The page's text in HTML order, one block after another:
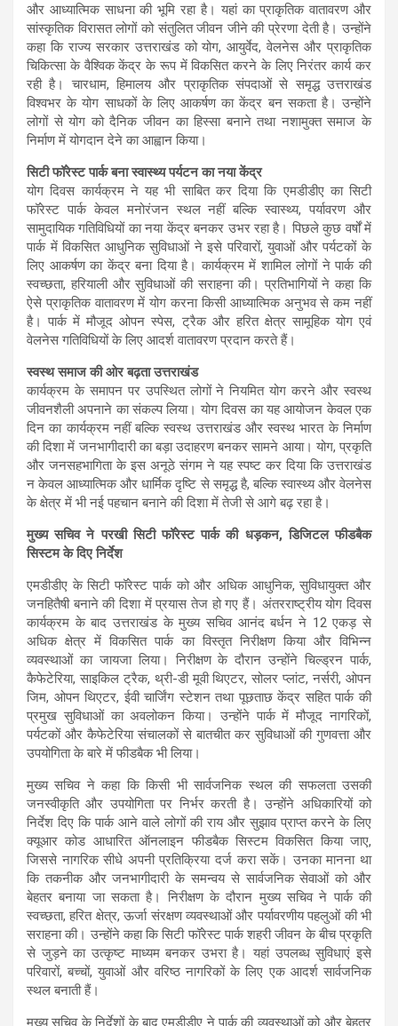
और आध्यात्मिक साधना की भूमि रहा है। यहां का प्राकृतिक वातावरण और
सांस्कृतिक विरासत लोगों को संतुलित जीवन जीने की प्रेरणा देती है। उन्होंने
कहा कि राज्य सरकार उत्तराखंड को योग, आयुर्वेद, वेलनेस और प्राकृतिक
चिकित्सा के वैश्विक केंद्र के रूप में विकसित करने के लिए निरंतर कार्य कर
रही है। चारधाम, हिमालय और प्राकृतिक संपदाओं से समृद्ध उत्तराखंड
विश्वभर के योग साधकों के लिए आकर्षण का केंद्र बन सकता है। उन्होंने
लोगों से योग को दैनिक जीवन का हिस्सा बनाने तथा नशामुक्त समाज के
निर्माण में योगदान देने का आह्वान किया।
सिटी फॉरेस्ट पार्क बना स्वास्थ्य पर्यटन का नया केंद्र
योग दिवस कार्यक्रम ने यह भी साबित कर दिया कि एमडीडीए का सिटी
फॉरेस्ट पार्क केवल मनोरंजन स्थल नहीं बल्कि स्वास्थ्य, पर्यावरण और
सामुदायिक गतिविधियों का नया केंद्र बनकर उभर रहा है। पिछले कुछ वर्षों में
पार्क में विकसित आधुनिक सुविधाओं ने इसे परिवारों, युवाओं और पर्यटकों के
लिए आकर्षण का केंद्र बना दिया है। कार्यक्रम में शामिल लोगों ने पार्क की
स्वच्छता, हरियाली और सुविधाओं की सराहना की। प्रतिभागियों ने कहा कि
ऐसे प्राकृतिक वातावरण में योग करना किसी आध्यात्मिक अनुभव से कम नहीं
है। पार्क में मौजूद ओपन स्पेस, ट्रैक और हरित क्षेत्र सामूहिक योग एवं
वेलनेस गतिविधियों के लिए आदर्श वातावरण प्रदान करते हैं।
स्वस्थ समाज की ओर बढ़ता उत्तराखंड
कार्यक्रम के समापन पर उपस्थित लोगों ने नियमित योग करने और स्वस्थ
जीवनशैली अपनाने का संकल्प लिया। योग दिवस का यह आयोजन केवल एक
दिन का कार्यक्रम नहीं बल्कि स्वस्थ उत्तराखंड और स्वस्थ भारत के निर्माण
की दिशा में जनभागीदारी का बड़ा उदाहरण बनकर सामने आया। योग, प्रकृति
और जनसहभागिता के इस अनूठे संगम ने यह स्पष्ट कर दिया कि उत्तराखंड
न केवल आध्यात्मिक और धार्मिक दृष्टि से समृद्ध है, बल्कि स्वास्थ्य और वेलनेस
के क्षेत्र में भी नई पहचान बनाने की दिशा में तेजी से आगे बढ़ रहा है।
मुख्य सचिव ने परखी सिटी फॉरेस्ट पार्क की धड़कन, डिजिटल फीडबैक
सिस्टम के दिए निर्देश
एमडीडीए के सिटी फॉरेस्ट पार्क को और अधिक आधुनिक, सुविधायुक्त और
जनहितैषी बनाने की दिशा में प्रयास तेज हो गए हैं। अंतरराष्ट्रीय योग दिवस
कार्यक्रम के बाद उत्तराखंड के मुख्य सचिव आनंद बर्धन ने 12 एकड़ से
अधिक क्षेत्र में विकसित पार्क का विस्तृत निरीक्षण किया और विभिन्न
व्यवस्थाओं का जायजा लिया। निरीक्षण के दौरान उन्होंने चिल्ड्रन पार्क,
कैफेटेरिया, साइकिल ट्रैक, थ्री-डी मूवी थिएटर, सोलर प्लांट, नर्सरी, ओपन
जिम, ओपन थिएटर, ईवी चार्जिंग स्टेशन तथा पूछताछ केंद्र सहित पार्क की
प्रमुख सुविधाओं का अवलोकन किया। उन्होंने पार्क में मौजूद नागरिकों,
पर्यटकों और कैफेटेरिया संचालकों से बातचीत कर सुविधाओं की गुणवत्ता और
उपयोगिता के बारे में फीडबैक भी लिया।
मुख्य सचिव ने कहा कि किसी भी सार्वजनिक स्थल की सफलता उसकी
जनस्वीकृति और उपयोगिता पर निर्भर करती है। उन्होंने अधिकारियों को
निर्देश दिए कि पार्क आने वाले लोगों की राय और सुझाव प्राप्त करने के लिए
क्यूआर कोड आधारित ऑनलाइन फीडबैक सिस्टम विकसित किया जाए,
जिससे नागरिक सीधे अपनी प्रतिक्रिया दर्ज करा सकें। उनका मानना था
कि तकनीक और जनभागीदारी के समन्वय से सार्वजनिक सेवाओं को और
बेहतर बनाया जा सकता है। निरीक्षण के दौरान मुख्य सचिव ने पार्क की
स्वच्छता, हरित क्षेत्र, ऊर्जा संरक्षण व्यवस्थाओं और पर्यावरणीय पहलुओं की भी
सराहना की। उन्होंने कहा कि सिटी फॉरेस्ट पार्क शहरी जीवन के बीच प्रकृति
से जुड़ने का उत्कृष्ट माध्यम बनकर उभरा है। यहां उपलब्ध सुविधाएं इसे
परिवारों, बच्चों, युवाओं और वरिष्ठ नागरिकों के लिए एक आदर्श सार्वजनिक
स्थल बनाती हैं।
मुख्य सचिव के निर्देशों के बाद एमडीडीए ने पार्क की व्यवस्थाओं को और बेहतर